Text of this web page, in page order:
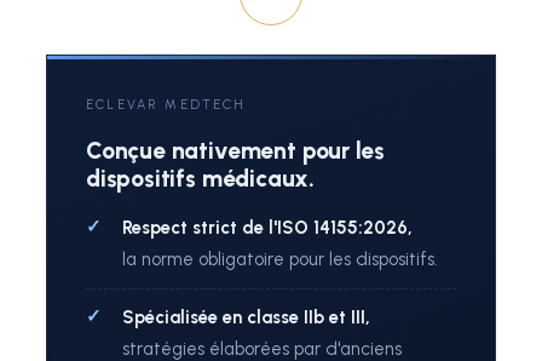
ECLEVAR MEDTECH
Conçue nativement pour les
dispositifs médicaux.
Respect strict de l'ISO 14155:2026,
la norme obligatoire pour les dispositifs.
Spécialisée en classe IIb et III,
stratégies élaborées par d'anciens